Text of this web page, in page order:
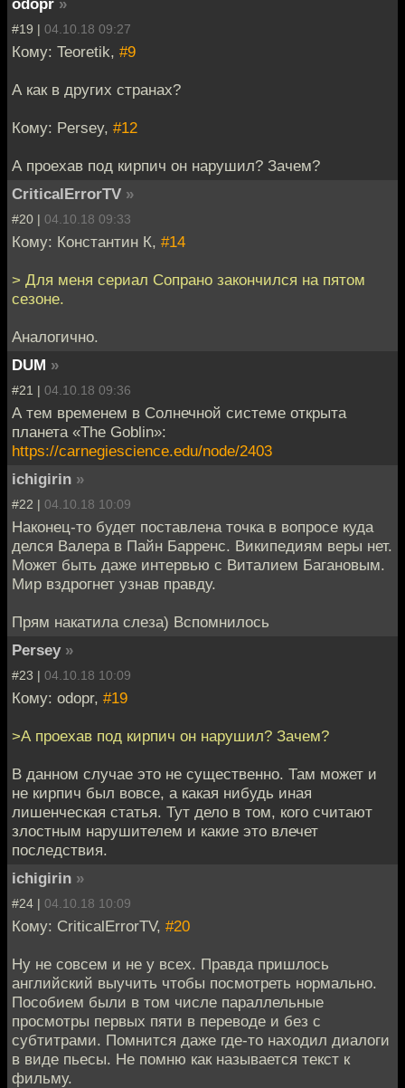
#19 | 04.10.18 09:27
Кому: Teoretik, #9
А как в других странах?
Кому: Persey, #12
А проехав под кирпич он нарушил? Зачем?
CriticalErrorTV »
#20 | 04.10.18 09:33
Кому: Константин К, #14
> Для меня сериал Сопрано закончился на пятом
сезоне.
Аналогично.
DUM »
#21 | 04.10.18 09:36
А тем временем в Солнечной системе открыта
планета «The Goblin»:
https://carnegiescience.edu/node/2403
ichigirin »
#22 | 04.10.18 10:09
Наконец-то будет поставлена точка в вопросе куда
делся Валера в Пайн Барренс. Википедиям веры нет.
Может быть даже интервью с Виталием Багановым.
Мир вздрогнет узнав правду.
Прям накатила слеза) Вспомнилось
Persey »
#23 | 04.10.18 10:09
Кому: odopr, #19
>А проехав под кирпич он нарушил? Зачем?
В данном случае это не существенно. Там может и
не кирпич был вовсе, а какая нибудь иная
лишенческая статья. Тут дело в том, кого считают
злостным нарушителем и какие это влечет
последствия.
ichigirin »
#24 | 04.10.18 10:09
Кому: CriticalErrorTV, #20
Ну не совсем и не у всех. Правда пришлось
английский выучить чтобы посмотреть нормально.
Пособием были в том числе параллельные
просмотры первых пяти в переводе и без с
субтитрами. Помнится даже где-то находил диалоги
в виде пьесы. Не помню как называется текст к
фильму.